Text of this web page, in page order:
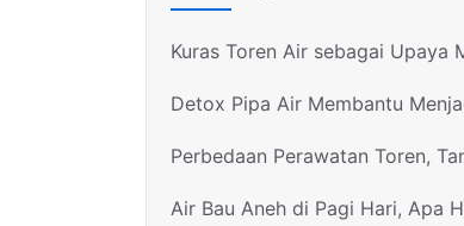
Kuras Toren Air sebagai Upaya
Detox Pipa Air Membantu
Perbedaan Perawatan Toren,
Air Bau Aneh di Pagi Hari, Apa